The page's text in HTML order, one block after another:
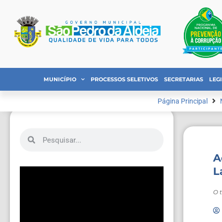
MUNICÍPIO PROCESSOS SELETIVOS SECRETARIAS
Página Principal
O